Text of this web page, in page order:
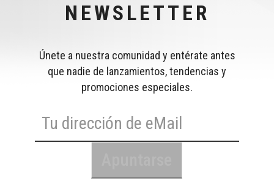
NEWSLETTER
Únete a nuestra comunidad y entérate antes
que nadie de lanzamientos, tendencias y
promociones especiales.